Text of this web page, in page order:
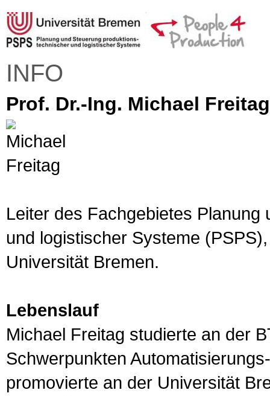
INFO
Prof. Dr.-Ing. Michael Freitag
Leiter des Fachgebietes
und logistischer Systeme
Universität Bremen.
Lebenslauf
Michael Freitag studierte an der
Schwerpunkten
promovierte an der Universität